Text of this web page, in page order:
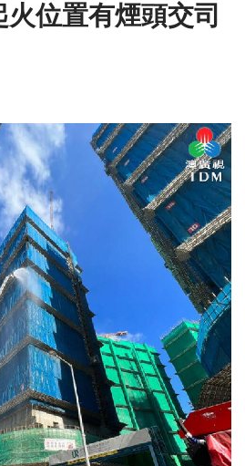
位置有煙頭交司